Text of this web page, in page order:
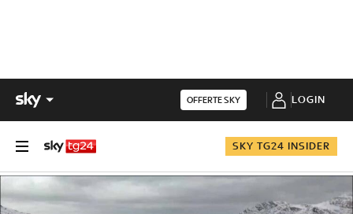
OFFERTE SKY LOGIN
SKY TG24 INSIDER